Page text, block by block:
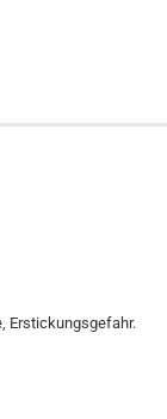
Erstickungsgefahr.